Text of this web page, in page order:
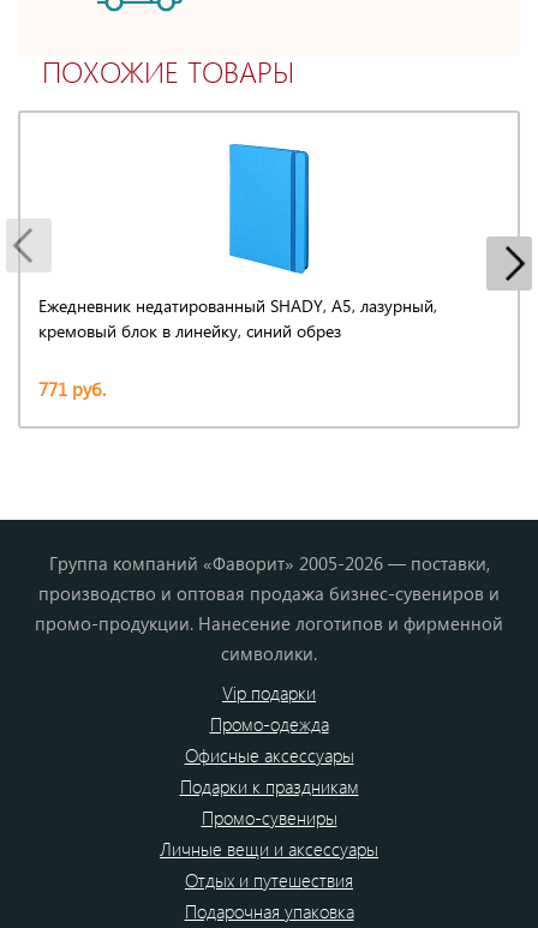
ПОХОЖИЕ ТОВАРЫ
Ежедневник недатированный SHADY, А5, лазурный,
кремовый блок в линейку, синий обрез
771 руб.
Группа компаний «Фаворит» 2005-2026 — поставки,
производство и оптовая продажа бизнес-сувениров и
промо-продукции. Нанесение логотипов и фирменной
символики.
Vip подарки
Промо-одежда
Офисные аксессуары
Подарки к праздникам
Промо-сувениры
Личные вещи и аксессуары
Отдых и путешествия
Подарочная упаковка